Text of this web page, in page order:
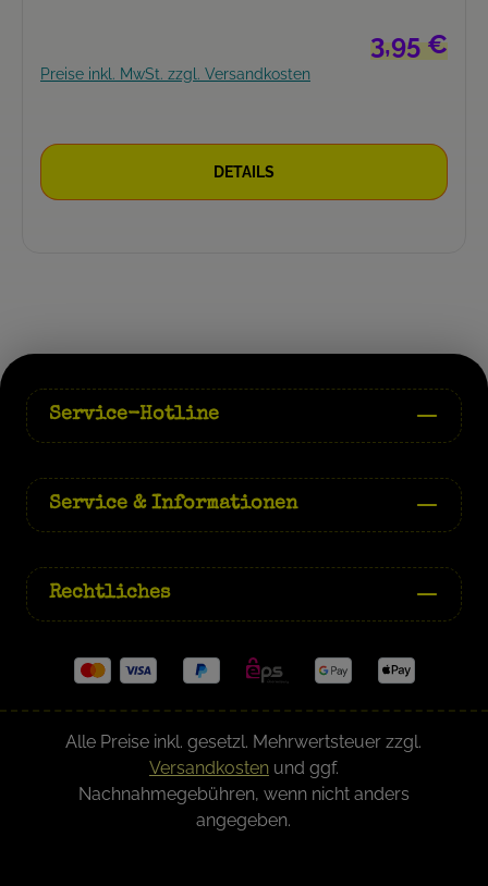
Regulärer
3,95 €
Preise inkl. MwSt. zzgl. Versandkosten
DETAILS
Service-Hotline
Service & Informationen
Rechtliches
Alle Preise inkl. gesetzl. Mehrwertsteuer zzgl.
Versandkostenund ggf.
Nachnahmegebühren, wenn nicht anders
angegeben.